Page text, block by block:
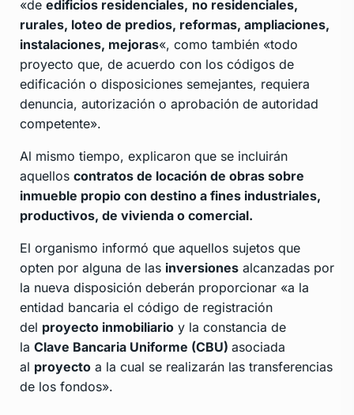
«de edificios residenciales, no residenciales,
rurales, loteo de predios, reformas, ampliaciones,
instalaciones, mejoras«, como también «todo
proyecto que, de acuerdo con los códigos de
edificación o disposiciones semejantes, requiera
denuncia, autorización o aprobación de autoridad
competente».
Al mismo tiempo, explicaron que se incluirán
aquellos contratos de locación de obras sobre
inmueble propio con destino a fines industriales,
productivos, de vivienda o comercial.
El organismo informó que aquellos sujetos que
opten por alguna de las inversiones alcanzadas por
la nueva disposición deberán proporcionar «a la
entidad bancaria el código de registración
del proyecto inmobiliario y la constancia de
la Clave Bancaria Uniforme (CBU) asociada
al proyecto a la cual se realizarán las transferencias
de los fondos».